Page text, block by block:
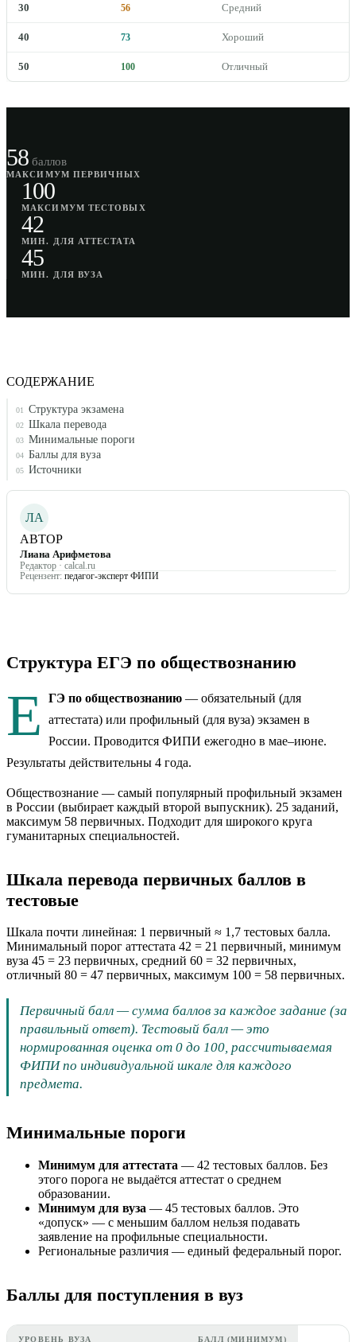
30 56 Средний
40 73 Хороший
50 100 Отличный
58 баллов
МАКСИМУМ ПЕРВИЧНЫХ
100
МАКСИМУМ ТЕСТОВЫХ
42
МИН. ДЛЯ АТТЕСТАТА
45
МИН. ДЛЯ ВУЗА
СОДЕРЖАНИЕ
01 Структура экзамена
02 Шкала перевода
03 Минимальные пороги
04 Баллы для вуза
05 Источники
ЛА
АВТОР
Лиана Арифметова
Редактор · calcal.ru
Рецензент: педагог-эксперт ФИПИ
Структура ЕГЭ по обществознанию
Е ГЭ по обществознанию — обязательный (для
аттестата) или профильный (для вуза) экзамен в
России. Проводится ФИПИ ежегодно в мае–июне.
Результаты действительны 4 года.
Обществознание — самый популярный профильный экзамен
в России (выбирает каждый второй выпускник). 25 заданий,
максимум 58 первичных. Подходит для широкого круга
гуманитарных специальностей.
Шкала перевода первичных баллов в
тестовые
Шкала почти линейная: 1 первичный ≈ 1,7 тестовых балла.
Минимальный порог аттестата 42 = 21 первичный, минимум
вуза 45 = 23 первичных, средний 60 = 32 первичных,
отличный 80 = 47 первичных, максимум 100 = 58 первичных.
Первичный балл — сумма баллов за каждое задание (за
правильный ответ). Тестовый балл — это
нормированная оценка от 0 до 100, рассчитываемая
ФИПИ по индивидуальной шкале для каждого
предмета.
Минимальные пороги
Минимум для аттестата — 42 тестовых баллов. Без
этого порога не выдаётся аттестат о среднем
образовании.
Минимум для вуза — 45 тестовых баллов. Это
«допуск» — с меньшим баллом нельзя подавать
заявление на профильные специальности.
Региональные различия — единый федеральный порог.
Баллы для поступления в вуз
УРОВЕНЬ ВУЗА БАЛЛ (МИНИМУМ)